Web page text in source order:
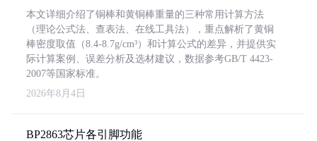
本文详细介绍了铜棒和黄铜棒重量的三种常用计算方法
（理论公式法、查表法、在线工具法），重点解析了黄铜
棒密度取值（8.4-8.7g/cm³）和计算公式的差异，并提供实
际计算案例、误差分析及选材建议，数据参考GB/T 4423-
2007等国家标准。
2026年8月4日
BP2863芯片各引脚功能